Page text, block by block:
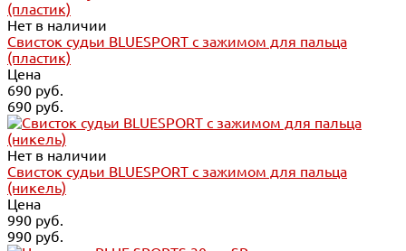
Нет в наличии
Свисток судьи BLUESPORT с зажимом для пальца
(пластик)
Цена
690 руб.
690 руб.
Нет в наличии
Свисток судьи BLUESPORT с зажимом для пальца
(никель)
Цена
990 руб.
990 руб.